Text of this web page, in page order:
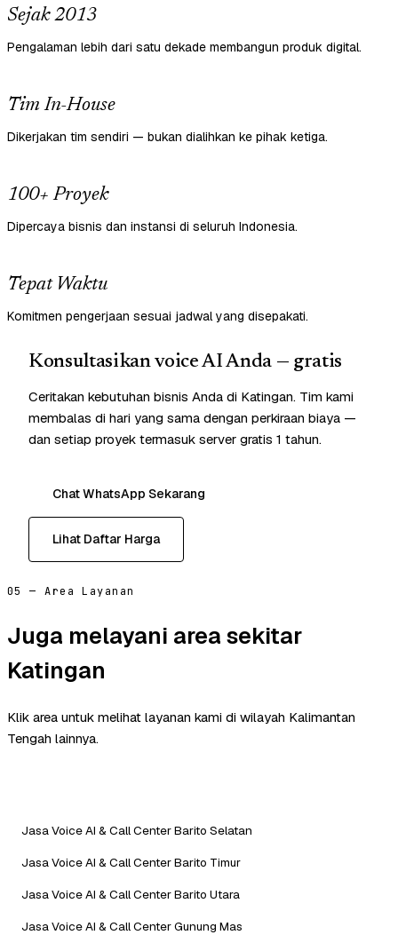
Sejak 2013
Pengalaman lebih dari satu dekade membangun produk digital.
Tim In-House
Dikerjakan tim sendiri — bukan dialihkan ke pihak ketiga.
100+ Proyek
Dipercaya bisnis dan instansi di seluruh Indonesia.
Tepat Waktu
Komitmen pengerjaan sesuai jadwal yang disepakati.
Konsultasikan voice AI Anda — gratis
Ceritakan kebutuhan bisnis Anda di Katingan. Tim kami
membalas di hari yang sama dengan perkiraan biaya —
dan setiap proyek termasuk server gratis 1 tahun.
Chat WhatsApp Sekarang
Lihat Daftar Harga
05 — Area Layanan
Juga melayani area sekitar
Katingan
Klik area untuk melihat layanan kami di wilayah Kalimantan
Tengah lainnya.
Jasa Voice AI & Call Center Barito Selatan
Jasa Voice AI & Call Center Barito Timur
Jasa Voice AI & Call Center Barito Utara
Jasa Voice AI & Call Center Gunung Mas